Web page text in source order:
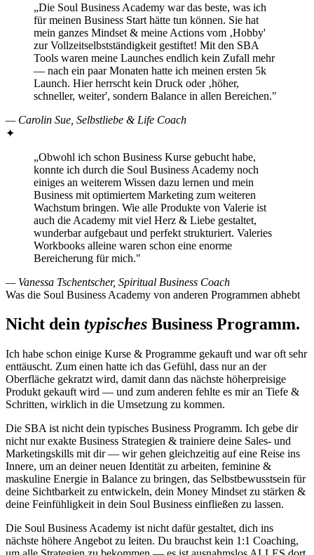
„Die Soul Business Academy war das beste, was ich
für meinen Business Start hätte tun können. Sie hat
mein ganzes Mindset & meine Actions vom ‚Hobby'
zur Vollzeitselbstständigkeit gestiftet! Mit den SBA
Tools waren meine Launches endlich kein Zufall mehr
— nach ein paar Monaten hatte ich meinen ersten 5k
Launch. Hier herrscht kein Druck oder ‚höher,
schneller, weiter', sondern Balance in allen Bereichen."
— Carolin Sue, Selbstliebe & Life Coach
✦
„Obwohl ich schon Business Kurse gebucht habe,
konnte ich durch die Soul Business Academy noch
einiges an weiterem Wissen dazu lernen und mein
Business mit optimiertem Marketing zum weiteren
Wachstum bringen. Wie alle Produkte von Valerie ist
auch die Academy mit viel Herz & Liebe gestaltet,
wunderbar aufgebaut und perfekt strukturiert. Valeries
Workbooks alleine waren schon eine enorme
Bereicherung für mich."
— Vanessa Tschentscher, Spiritual Business Coach
Was die Soul Business Academy von anderen Programmen abhebt
Nicht dein typisches Business Programm.
Ich habe schon einige Kurse & Programme gekauft und war oft sehr
enttäuscht. Zum einen hatte ich das Gefühl, dass nur an der
Oberfläche gekratzt wird, damit dann das nächste höherpreisige
Produkt gekauft wird — und zum anderen fehlte es mir an Tiefe &
Schritten, wirklich in die Umsetzung zu kommen.
Die SBA ist nicht dein typisches Business Programm. Ich gebe dir
nicht nur exakte Business Strategien & trainiere deine Sales- und
Marketingskills mit dir — wir gehen gleichzeitig auf eine Reise ins
Innere, um an deiner neuen Identität zu arbeiten, feminine &
maskuline Energie in Balance zu bringen, das Selbstbewusstsein für
deine Sichtbarkeit zu entwickeln, dein Money Mindset zu stärken &
deine Feinfühligkeit in dein Soul Business einfließen zu lassen.
Die Soul Business Academy ist nicht dafür gestaltet, dich ins
nächste höhere Angebot zu leiten. Du brauchst kein 1:1 Coaching,